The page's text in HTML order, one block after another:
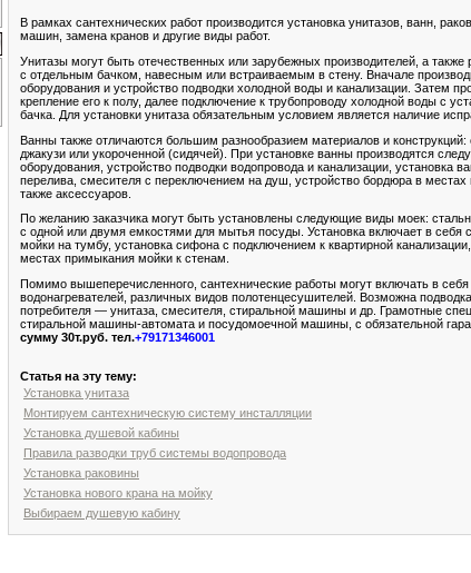
В рамках сантехнических работ производится установка унитазов, ванн,
машин, замена кранов и другие виды работ.
Унитазы могут быть отечественных или зарубежных производителей, а
с отдельным бачком, навесным или встраиваемым в стену. Вначале
оборудования и устройство подводки холодной воды и канализации. Затем
крепление его к полу, далее подключение к трубопроводу холодной воды с
бачка. Для установки унитаза обязательным условием является наличие
Ванны также отличаются большим разнообразием материалов и
джакузи или укороченной (сидячей). При установке ванны производятся
оборудования, устройство подводки водопровода и канализации, установка
перелива, смесителя с переключением на душ, устройство бордюра в
также аксессуаров.
По желанию заказчика могут быть установлены следующие виды моек:
с одной или двумя емкостями для мытья посуды. Установка включает в
мойки на тумбу, установка сифона с подключением к квартирной
местах примыкания мойки к стенам.
Помимо вышеперечисленного, сантехнические работы могут включать в
водонагревателей, различных видов полотенцесушителей. Возможна
потребителя — унитаза, смесителя, стиральной машины и др. Грамотные
стиральной машины-автомата и посудомоечной машины, с обязательной
сумму 30т.руб. тел.+79171346001
Статья на эту тему:
Установка унитаза
Монтируем сантехническую систему инсталляции
Установка душевой кабины
Правила разводки труб системы водопровода
Установка раковины
Установка нового крана на мойку
Выбираем душевую кабину